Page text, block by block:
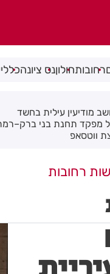
רחובותחולוןנס ציונהכללי
לכולם בראשון לציון
רחובות